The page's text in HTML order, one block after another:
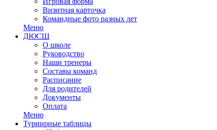
Визитная карточка
Командные фото разных лет
Меню
ДЮСШ
О школе
Руководство
Наши тренеры
Составы команд
Расписание
Для родителей
Документы
Оплата
Меню
Турнирные таблицы